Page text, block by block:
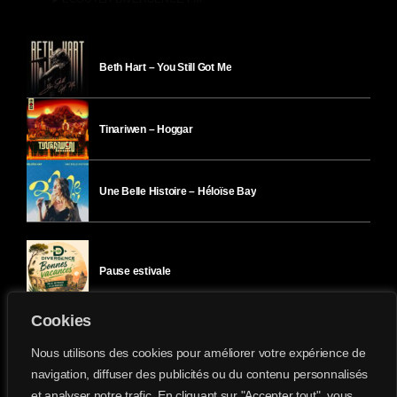
Cookies
Nous utilisons des cookies pour améliorer votre expérience de
navigation, diffuser des publicités ou du contenu personnalisés
Beth Hart – You Still Got Me
Tinariwen – Hoggar
Une Belle Histoire – Héloïse Bay
Pause estivale